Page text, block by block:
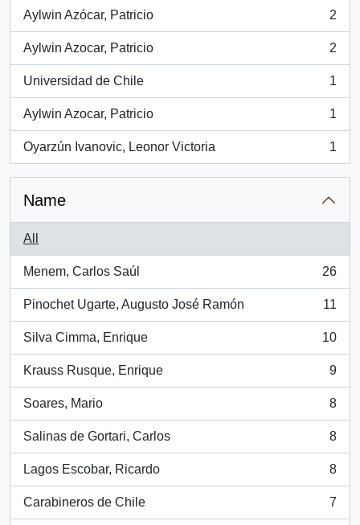
Aylwin Azócar, Patricio
, 2 results
2
Aylwin Azocar, Patricio
, 2 results
2
Universidad de Chile
, 1 results
1
Aylwin Azocar, Patricio
, 1 results
1
Oyarzún Ivanovic, Leonor Victoria
, 1 results
1
Name
All
Menem, Carlos Saúl
, 26 results
26
Pinochet Ugarte, Augusto José Ramón
, 11 results
11
Silva Cimma, Enrique
, 10 results
10
Krauss Rusque, Enrique
, 9 results
9
Soares, Mario
, 8 results
8
Salinas de Gortari, Carlos
, 8 results
8
Lagos Escobar, Ricardo
, 8 results
8
Carabineros de Chile
, 7 results
7